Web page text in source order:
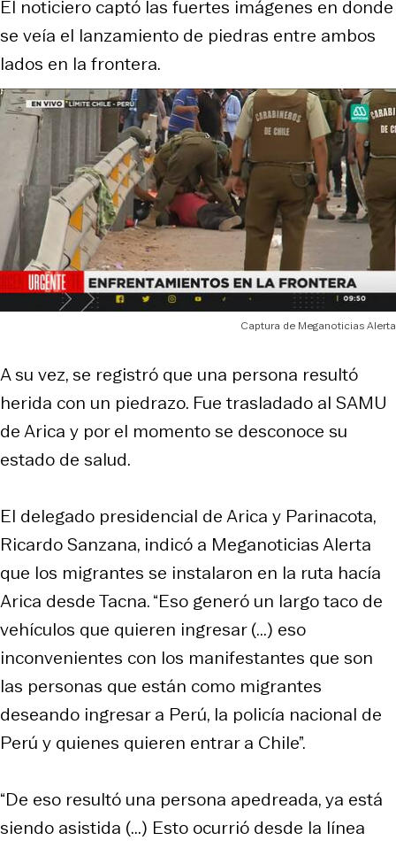
El noticiero captó las fuertes imágenes en donde
se veía el lanzamiento de piedras entre ambos
lados en la frontera.
Captura de Meganoticias Alerta
A su vez, se registró que una persona resultó
herida con un piedrazo. Fue trasladado al SAMU
de Arica y por el momento se desconoce su
estado de salud.
El delegado presidencial de Arica y Parinacota,
Ricardo Sanzana, indicó a Meganoticias Alerta
que los migrantes se instalaron en la ruta hacía
Arica desde Tacna. “Eso generó un largo taco de
vehículos que quieren ingresar (...) eso
inconvenientes con los manifestantes que son
las personas que están como migrantes
deseando ingresar a Perú, la policía nacional de
Perú y quienes quieren entrar a Chile”.
“De eso resultó una persona apedreada, ya está
siendo asistida (...) Esto ocurrió desde la línea